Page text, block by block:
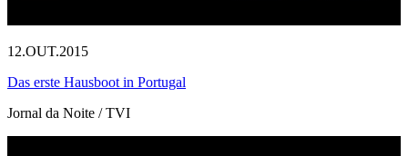
12.OUT.2015
Das erste Hausboot in Portugal
Jornal da Noite / TVI